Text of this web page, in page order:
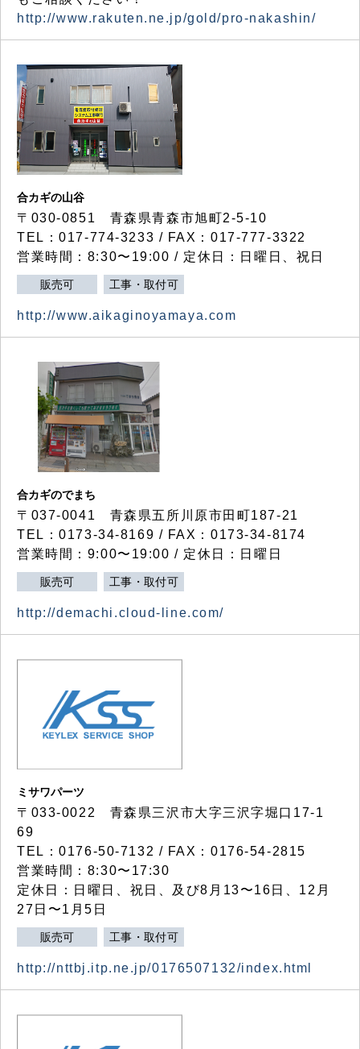
http://www.rakuten.ne.jp/gold/pro-nakashin/
合カギの山谷
〒030-0851 青森県青森市旭町2-5-10
TEL：017-774-3233 / FAX：017-777-3322
営業時間：8:30〜19:00 / 定休日：日曜日、祝日
販売可 工事・取付可
http://www.aikaginoyamaya.com
合カギのでまち
〒037-0041 青森県五所川原市田町187-21
TEL：0173-34-8169 / FAX：0173-34-8174
営業時間：9:00〜19:00 / 定休日：日曜日
販売可 工事・取付可
http://demachi.cloud-line.com/
ミサワパーツ
〒033-0022 青森県三沢市大字三沢字堀口17-1
69
TEL：0176-50-7132 / FAX：0176-54-2815
営業時間：8:30〜17:30
定休日：日曜日、祝日、及び8月13〜16日、12月
27日〜1月5日
販売可 工事・取付可
http://nttbj.itp.ne.jp/0176507132/index.html